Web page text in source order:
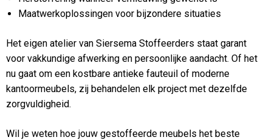
Maatwerkoplossingen voor bijzondere situaties
Het eigen atelier van Siersema Stoffeerders staat garant
voor vakkundige afwerking en persoonlijke aandacht. Of het
nu gaat om een kostbare antieke fauteuil of moderne
kantoormeubels, zij behandelen elk project met dezelfde
zorgvuldigheid.
Wil je weten hoe jouw gestoffeerde meubels het beste